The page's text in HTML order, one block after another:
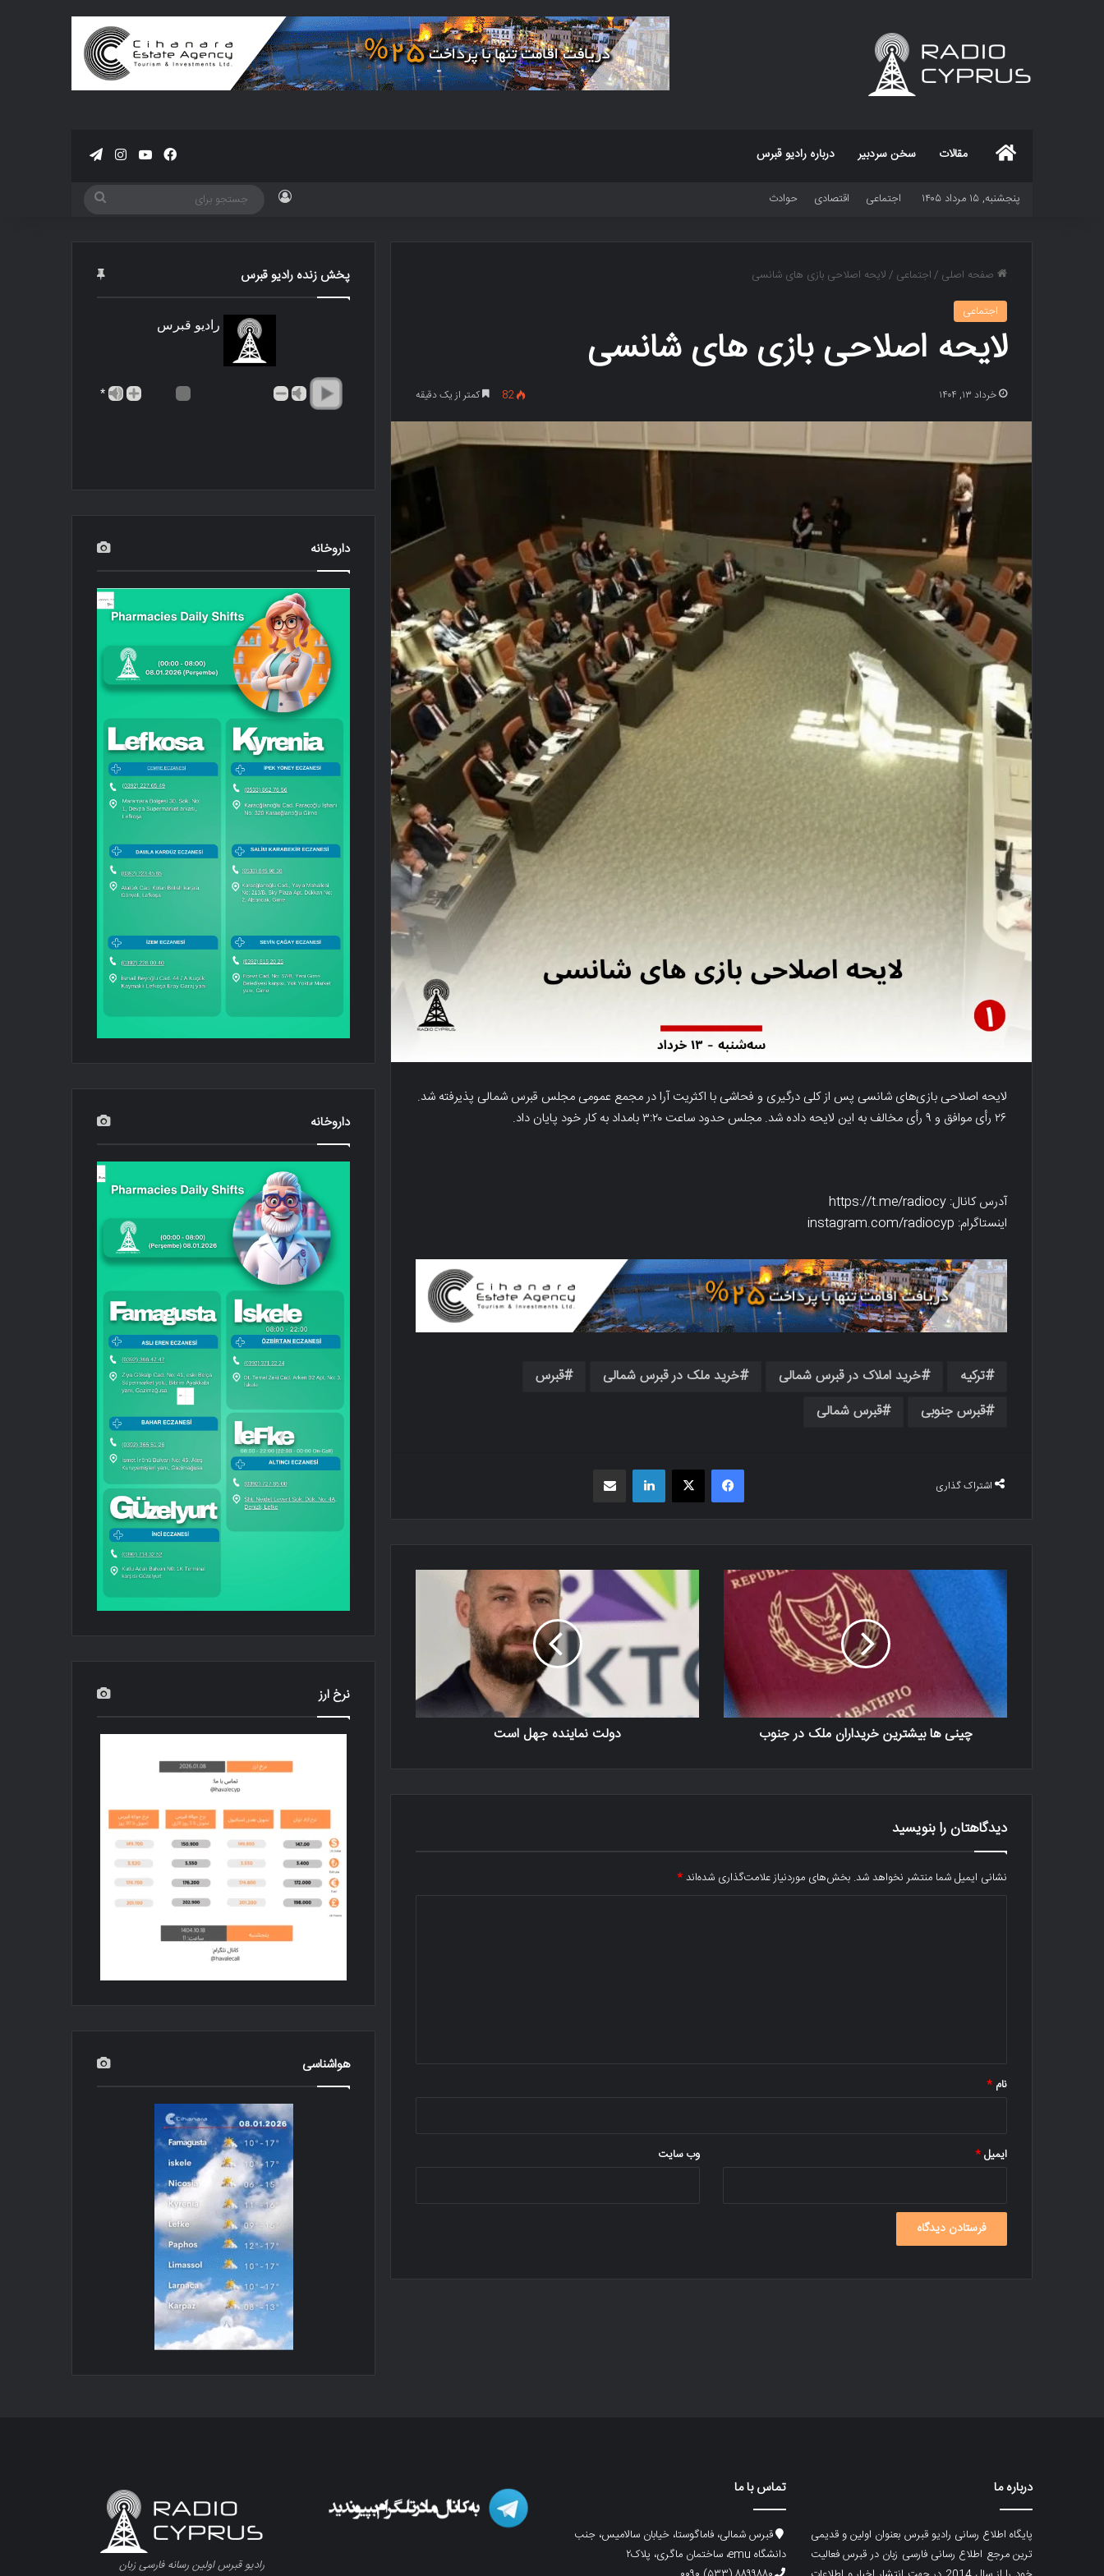
مقالات سخن سردبیر درباره رادیو قبرس فیسبوکیوتیوباینستاگرام
پنجشنبه, ۱۵ مرداد ۱۴۰۵ اجتماعی اقتصادی حوادث
صفحه اصلی /اجتماعی /لایحه اصلاحی بازی های شانسی
اجتماعی
لایحه اصلاحی بازی های شانسی
خرداد ۱۳, ۱۴۰۴ 82 کمتر از یک دقیقه
لایحه اصلاحی بازی‌های شانسی پس از کلی درگیری و فحاشی با اکثریت آرا در مجمع عمومی مجلس قبرس شمالی پذیرفته شد.
۲۶ رأی موافق و ۹ رأی مخالف به این لایحه داده شد. مجلس حدود ساعت ۳:۲۰ بامداد به کار خود پایان داد.
آدرس کانال: https://t.me/radiocy
اینستاگرام: instagram.com/radiocyp
ترکیه خرید املاک در قبرس شمالی خرید ملک در قبرس شمالی
قبرس
قبرس جنوبی
قبرس شمالی
اشتراک گذاری
فیسبوک X
چینی ها بیشترین خریداران ملک در جنوب دولت نماینده جهل است
دیدگاهتان را بنویسید
نشانی ایمیل شما منتشر نخواهد شد. بخش‌های موردنیاز علامت‌گذاری شده‌اند*
نام *
ایمیل* وب‌ سایت
پخش زنده رادیو قبرس
رادیو قبرس
*
داروخانه
داروخانه
نرخ ارز
هواشناسی
درباره ما
پایگاه اطلاع رسانی رادیو قبرس بعنوان اولین و قدیمی
ترین مرجع اطلاع رسانی فارسی زبان در قبرس فعالیت
تماس با ما
قبرس شمالی، فاماگوستا، خیابان سالامیس، جنب
دانشگاه emu، ساختمان ماگری، پلاک۲
رادیو قبرس اولین رسانه فارسی زبان